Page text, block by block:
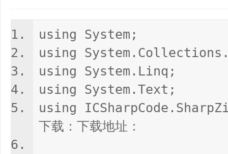
using System;
using
using System.Linq;
using System.Text;
using
下载：下载地址：